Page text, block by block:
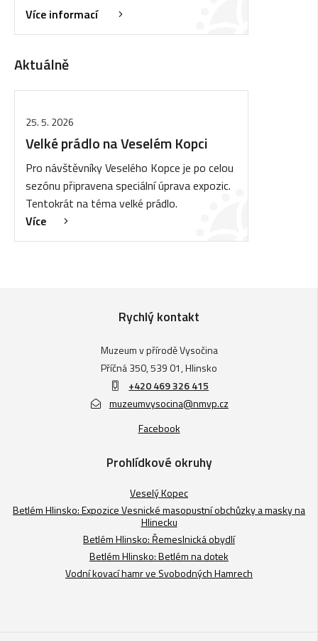
Více informací
Aktuálně
25. 5. 2026
Velké prádlo na Veselém Kopci
Pro návštěvníky Veselého Kopce je po celou
sezónu připravena speciální úprava expozic.
Tentokrát na téma velké prádlo.
Více
Rychlý kontakt
Muzeum v přírodě Vysočina
Příčná 350, 539 01, Hlinsko
+420 469 326 415
muzeumvysocina@nmvp.cz
Facebook
Prohlídkové okruhy
Veselý Kopec
Betlém Hlinsko: Expozice Vesnické masopustní obchůzky a masky na
Hlinecku
Betlém Hlinsko: Řemeslnická obydlí
Betlém Hlinsko: Betlém na dotek
Vodní kovací hamr ve Svobodných Hamrech